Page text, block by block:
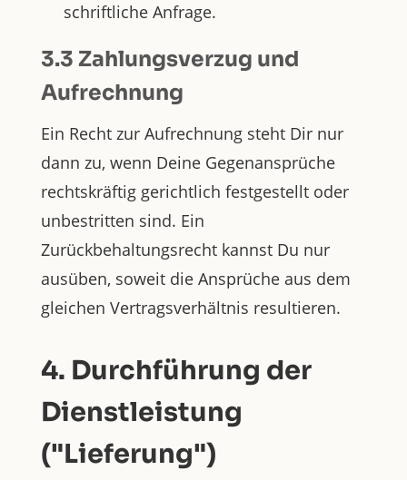
schriftliche Anfrage.
3.3 Zahlungsverzug und
Aufrechnung
Ein Recht zur Aufrechnung steht Dir nur
dann zu, wenn Deine Gegenansprüche
rechtskräftig gerichtlich festgestellt oder
unbestritten sind. Ein
Zurückbehaltungsrecht kannst Du nur
ausüben, soweit die Ansprüche aus dem
gleichen Vertragsverhältnis resultieren.
4. Durchführung der
Dienstleistung
("Lieferung")